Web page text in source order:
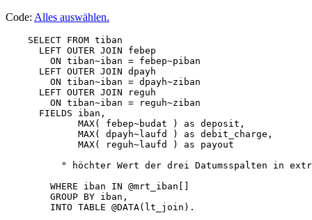
Code: Alles auswählen.
    SELECT FROM tiban
      LEFT OUTER JOIN febep
        ON tiban~iban = febep~piban
      LEFT OUTER JOIN dpayh
        ON tiban~iban = dpayh~ziban
      LEFT OUTER JOIN reguh
        ON tiban~iban = reguh~ziban
      FIELDS iban,
             MAX( febep~budat ) as deposit,
             MAX( dpayh~laufd ) as debit_charge,
             MAX( reguh~laufd ) as payout
" höchter Wert der drei Datumsspalten in
        WHERE iban IN @mrt_iban[]
        GROUP BY iban,
        INTO TABLE @DATA(lt_join).